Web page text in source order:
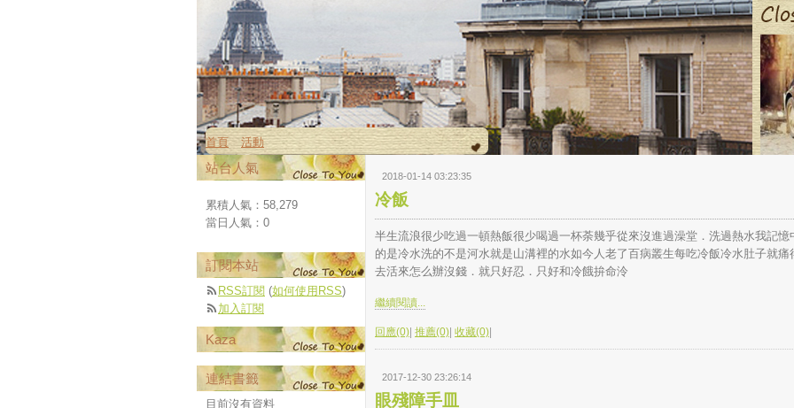
首頁 活動
2018-01-14 03:23:35
冷飯
半生流浪很少吃過一頓熱飯很少喝過一杯荼幾乎從來沒進過澡堂．洗過熱水我記憶
的是冷水洗的不是河水就是山溝裡的水如今人老了百病叢生每吃冷飯冷水肚子就痛
去活來怎么辦沒錢．就只好忍．只好和冷餓拚命泠
繼續閱讀...
回應(0) 推薦(0) 收藏(0)
2017-12-30 23:26:14
眼殘障手皿
站台人氣
累積人氣： 58,279
當日人氣： 0
訂閱本站
RSS訂閱 (如何使用RSS)
加入訂閱
Kaza
連結書籤
目前沒有資料